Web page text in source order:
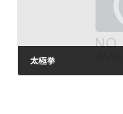
太極拳